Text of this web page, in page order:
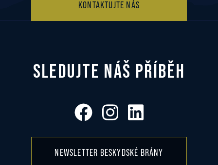
KONTAKTUJTE NÁS
SLEDUJTE NÁŠ PŘÍBĚH
NEWSLETTER BESKYDSKÉ BRÁNY